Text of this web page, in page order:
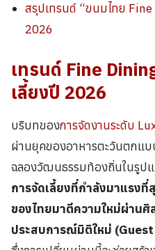
สรุปเทรนด์ “ขนมไทย
2026
เทรนด์ Fine
เลี้ยงปี 2026
บริบทของการจัดงานระดับ
ผ่านยุคของอาหารตะวันตกแบ
ฉลองวัฒนธรรมท้องถิ่นในรูป
การจัดเลี้ยงที่กำลังมาแรง
ของไทยมาตีความใหม่ผ่านศิ
ประสบการณ์มิติใหม่